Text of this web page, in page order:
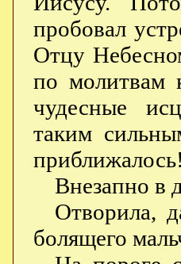
пробовал
Отцу
по молитвам
чудесные
таким
Внезапно в
Отворила,
болящего